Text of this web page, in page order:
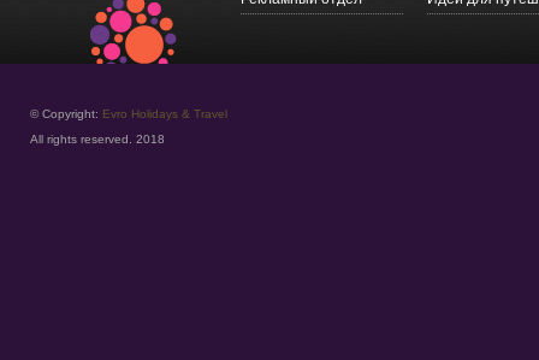
© Copyright: Evro Holidays & Travel
All rights reserved. 2018